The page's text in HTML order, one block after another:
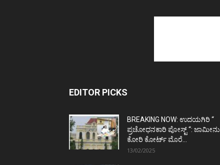
EDITOR PICKS
BREAKING NOW: ಉದಯಗಿರಿ “
ಪ್ರಚೋಧನಕಾರಿ ಪೋಸ್ಟ್‌ “: ಜಾಮೀನು
ಕೋರಿ ಕೋರ್ಟ್‌ ಮೊರೆ...
13/02/2025